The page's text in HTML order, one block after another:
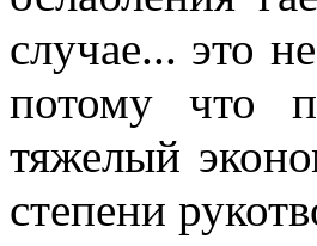
случае... это
потому что
тяжелый
степени